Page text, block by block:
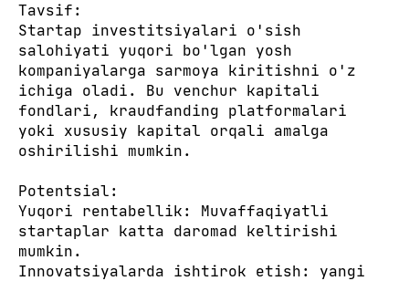
Tavsif:
Startap investitsiyalari o'sish
salohiyati yuqori bo'lgan yosh
kompaniyalarga sarmoya kiritishni o'z
ichiga oladi. Bu venchur kapitali
fondlari, kraudfanding platformalari
yoki xususiy kapital orqali amalga
oshirilishi mumkin.
Potentsial:
Yuqori rentabellik: Muvaffaqiyatli
startaplar katta daromad keltirishi
mumkin.
Innovatsiyalarda ishtirok etish: yangi